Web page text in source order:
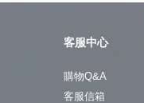
客服中心
購物Q&A
客服信箱